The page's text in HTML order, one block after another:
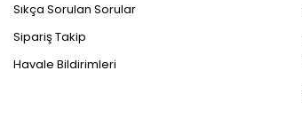
Sıkça Sorulan Sorular
Sipariş Takip
Havale Bildirimleri